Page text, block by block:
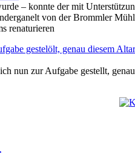
– konnte der mit
von der Brommler
renaturieren
nun zur Aufgabe gestellt,